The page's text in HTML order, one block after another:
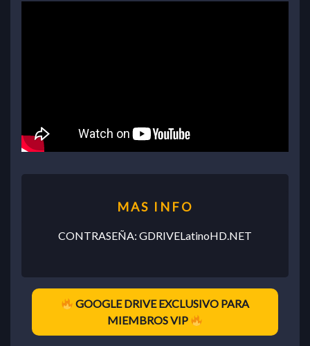
CONTRASEÑA: GDRIVELatinoHD.NET
GOOGLE DRIVE EXCLUSIVO PARA
MIEMBROS VIP